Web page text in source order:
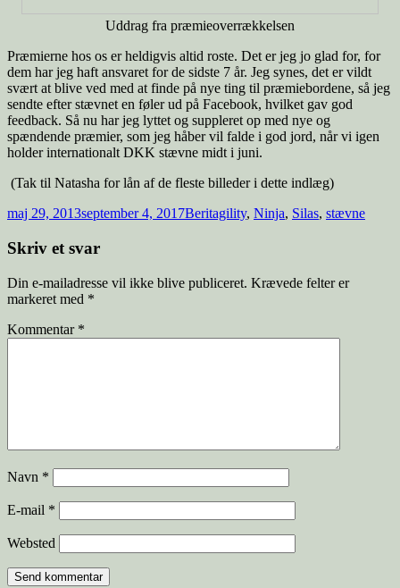
Uddrag fra præmieoverrækkelsen
Præmierne hos os er heldigvis altid roste. Det er jeg jo glad for, for
dem har jeg haft ansvaret for de sidste 7 år. Jeg synes, det er vildt
svært at blive ved med at finde på nye ting til præmiebordene, så jeg
sendte efter stævnet en føler ud på Facebook, hvilket gav god
feedback. Så nu har jeg lyttet og suppleret op med nye og
spændende præmier, som jeg håber vil falde i god jord, når vi igen
holder internationalt DKK stævne midt i juni.
(Tak til Natasha for lån af de fleste billeder i dette indlæg)
maj 29, 2013september 4, 2017Beritagility, Ninja, Silas, stævne
Skriv et svar
Din e-mailadresse vil ikke blive publiceret. Krævede felter er
markeret med *
Kommentar *
Navn *
E-mail *
Websted